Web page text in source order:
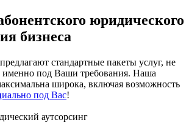
юридического
бизнеса
стандартные пакеты услуг, не
именно под Ваши требования. Наша
широка, включая возможность
под Вас!
аутсорсинг